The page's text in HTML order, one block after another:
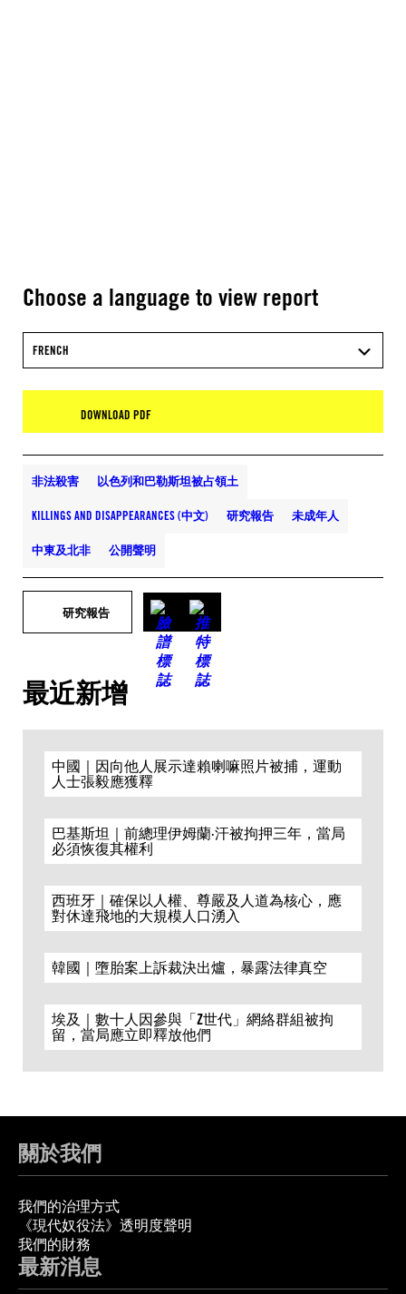
Choose a language to view report
FRENCH
DOWNLOAD PDF
非法殺害 以色列和巴勒斯坦被占領土
KILLINGS AND DISAPPEARANCES (中文) 研究報告 未成年人
中東及北非 公開聲明
研究報告
最近新增
中國｜因向他人展示達賴喇嘛照片被捕，運動
人士張毅應獲釋
巴基斯坦｜前總理伊姆蘭·汗被拘押三年，當局
必須恢復其權利
西班牙｜確保以人權、尊嚴及人道為核心，應
對休達飛地的大規模人口湧入
韓國｜墮胎案上訴裁決出爐，暴露法律真空
埃及｜數十人因參與「Z世代」網絡群組被拘
留，當局應立即釋放他們
關於我們
我們的治理方式
《現代奴役法》透明度聲明
我們的財務
最新消息